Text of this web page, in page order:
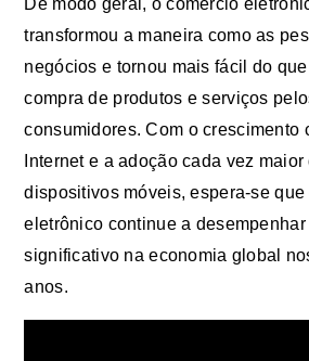
De modo geral, o comércio
transformou a maneira como as
negócios e tornou mais fácil do
compra de produtos e serviços
consumidores. Com o crescimento
Internet e a adoção cada vez maior
dispositivos móveis, espera-se que
eletrônico continue a desempenhar
significativo na economia global
anos.